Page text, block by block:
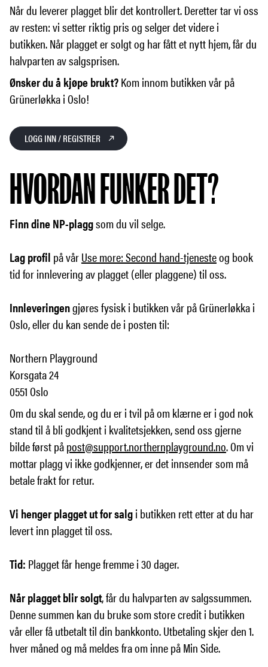
Når du leverer plagget blir det kontrollert. Deretter tar vi oss
av resten: vi setter riktig pris og selger det videre i
butikken. Når plagget er solgt og har fått et nytt hjem, får du
halvparten av salgsprisen.
Ønsker du å kjøpe brukt?Kom innom butikken vår på
Grünerløkka i Oslo!
LOGG INN / REGISTRER
HVORDAN FUNKER DET?
Finn dine NP-plaggsom du vil selge.
Lag profil på vårUse more: Second hand-tjenesteog book
tid for innlevering av plagget (eller plaggene) til oss.
Innleveringengjøres fysisk i butikken vår på Grünerløkka i
Oslo, eller du kan sende de i posten til:
Northern Playground
Korsgata 24
0551 Oslo
Om du skal sende, og du er i tvil på om klærne er i god nok
stand til å bli godkjent i kvalitetsjekken, send oss gjerne
bilde først påpost@support.northernplayground.no. Om vi
mottar plagg vi ikke godkjenner, er det innsender som må
betale frakt for retur.
Vi henger plagget ut for salgi butikken rett etter at du har
levert inn plagget til oss.
Tid: Plagget får henge fremme i 30 dager.
Når plagget blir solgt, får du halvparten av salgssummen.
Denne summen kan du bruke som store credit i butikken
vår eller få utbetalt til din bankkonto. Utbetaling skjer den 1.
hver måned og må meldes fra om inne på Min Side.